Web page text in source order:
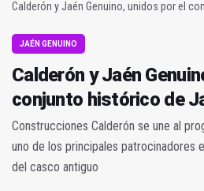
Calderón y Jaén Genuino, unidos por el
JAÉN GENUINO
Calderón y Jaén
conjunto histórico de
Construcciones Calderón se une al
uno de los principales patrocinadores
del casco antiguo